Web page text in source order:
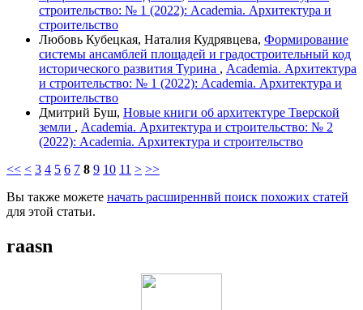
строительство: № 1 (2022): Academia. Архитектура и
строительство
Любовь Кубецкая, Наталия Кудрявцева, Формирование
системы ансамблей площадей и градостроительный код
исторического развития Турина , Academia. Архитектура
и строительство: № 1 (2022): Academia. Архитектура и
строительство
Дмитрий Буш, Новые книги об архитектуре Тверской
земли , Academia. Архитектура и строительство: № 2
(2022): Academia. Архитектура и строительство
<< < 3 4 5 6 7 8 9 10 11 > >>
Вы также можете начать расширеннвй поиск похожих статей
для этой статьи.
raasn